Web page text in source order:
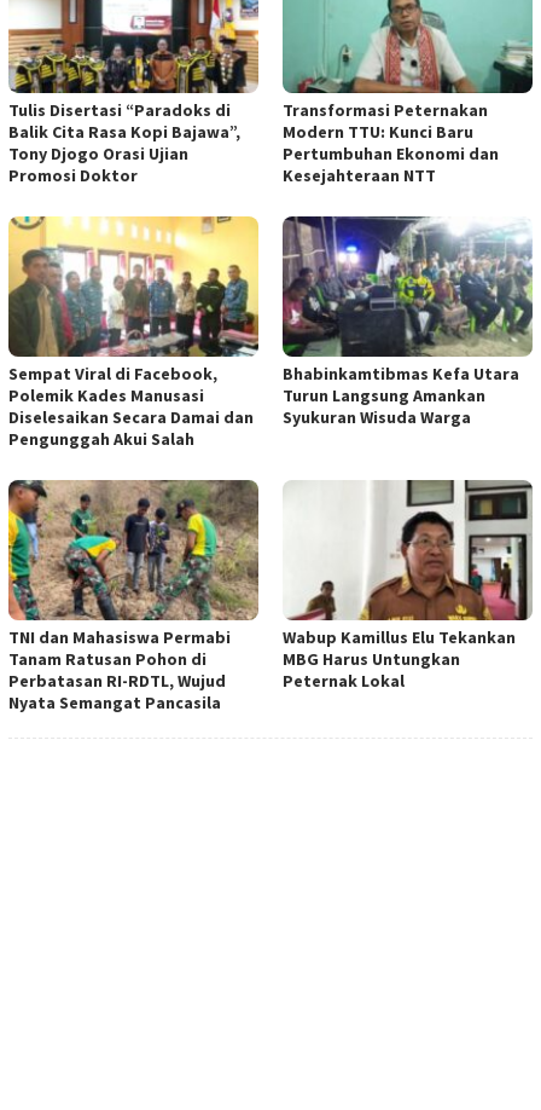
Tulis Disertasi “Paradoks di
Balik Cita Rasa Kopi Bajawa”,
Tony Djogo Orasi Ujian
Promosi Doktor
Transformasi Peternakan
Modern TTU: Kunci Baru
Pertumbuhan Ekonomi dan
Kesejahteraan NTT
Sempat Viral di Facebook,
Polemik Kades Manusasi
Diselesaikan Secara Damai dan
Pengunggah Akui Salah
Bhabinkamtibmas Kefa Utara
Turun Langsung Amankan
Syukuran Wisuda Warga
TNI dan Mahasiswa Permabi
Tanam Ratusan Pohon di
Perbatasan RI-RDTL, Wujud
Nyata Semangat Pancasila
Wabup Kamillus Elu Tekankan
MBG Harus Untungkan
Peternak Lokal